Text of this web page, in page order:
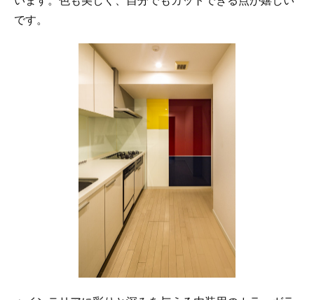
です。